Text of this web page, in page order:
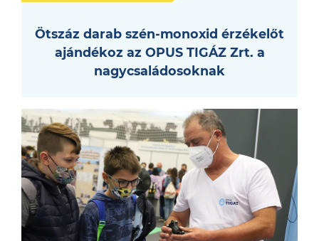
Ötszáz darab szén-monoxid érzékelőt
ajándékoz az OPUS TIGÁZ Zrt. a
nagycsaládosoknak